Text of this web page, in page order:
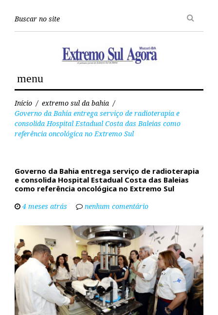
menu
Início / extremo sul da bahia /
Governo da Bahia entrega serviço de radioterapia e
consolida Hospital Estadual Costa das Baleias como
referência oncológica no Extremo Sul
Governo da Bahia entrega serviço de radioterapia
e consolida Hospital Estadual Costa das Baleias
como referência oncológica no Extremo Sul
4 meses atrás nenhum comentário